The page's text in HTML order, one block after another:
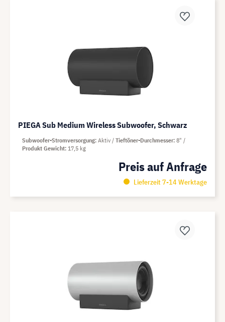
PIEGA Sub Medium Wireless Subwoofer, Schwarz
Preis auf Anfrage
Lieferzeit 7-14 Werktage
Subwoofer-Stromversorgung Aktiv Tieftöner-Durchmesser 8"
Produkt Gewicht 17,5 kg